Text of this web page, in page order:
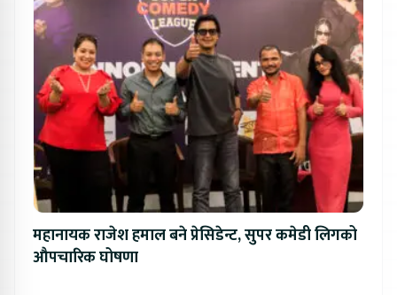
महानायक राजेश हमाल बने प्रेसिडेन्ट, सुपर कमेडी लिगको
औपचारिक घोषणा